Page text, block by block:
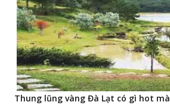
Thung lũng vàng Đà Lạt có gì hot